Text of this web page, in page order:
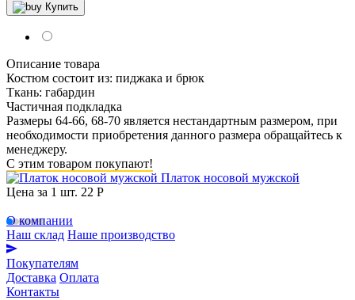
Купить
Описание товара
Костюм состоит из: пиджака и брюк
Ткань: габардин
Частичная подкладка
Размеры 64-66, 68-70 является нестандартным размером, при
необходимости приобретения данного размера обращайтесь к
менеджеру.
С этим товаром покупают!
Платок носовой мужской
Цена за 1 шт. 22 Р
О компании
Наш склад Наше производство
Покупателям
Доставка Оплата
Контакты